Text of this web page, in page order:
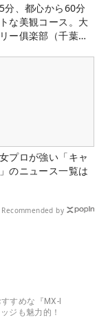
分、都心から60分
な美観コース。大
ー俱楽部（千葉
プロが強い「キャ
のニュース一覧は
Recommended by
すめな『MX-I
ジも魅力的！